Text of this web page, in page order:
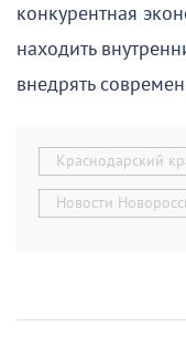
конкурентная
находить
внедрять
Краснодарский
Новости